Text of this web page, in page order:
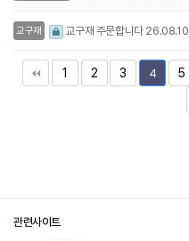
교구재 교구재 주문합니다 26.08.10
1 2 3 4 5
관련사이트